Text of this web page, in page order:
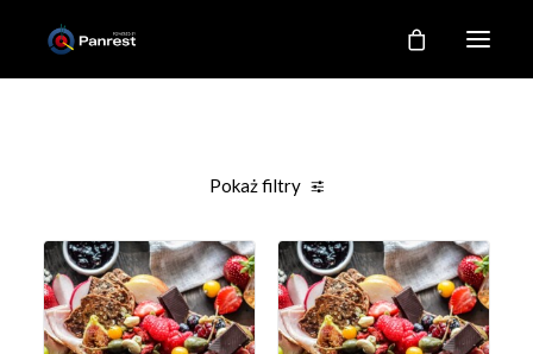
GALERIA
KONTAKT
Pokaż filtry